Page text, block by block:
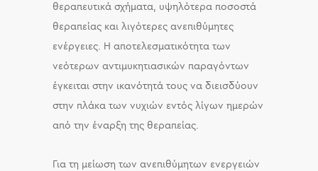
θεραπευτικά σχήματα, υψηλότερα ποσοστά
θεραπείας και λιγότερες ανεπιθύμητες
ενέργειες. Η αποτελεσματικότητα των
νεότερων αντιμυκητιασικών παραγόντων
έγκειται στην ικανότητά τους να διεισδύουν
στην πλάκα των νυχιών εντός λίγων ημερών
από την έναρξη της θεραπείας.
Για τη μείωση των ανεπιθύμητων ενεργειών